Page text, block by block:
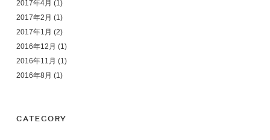
2017年4月 (1)
2017年2月 (1)
2017年1月 (2)
2016年12月 (1)
2016年11月 (1)
2016年8月 (1)
CATEGORY